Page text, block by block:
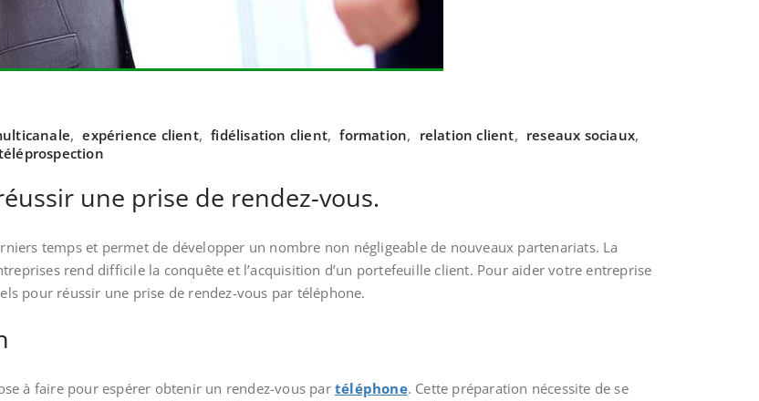
, expérience client, fidélisation client, formation, relation client, reseaux sociaux,
une prise de rendez-vous.
temps et permet de développer un nombre non négligeable de nouveaux partenariats. La
rend difficile la conquête et l’acquisition d’un portefeuille client. Pour aider votre entreprise
pour réussir une prise de rendez-vous par téléphone.
à faire pour espérer obtenir un rendez-vous par téléphone. Cette préparation nécessite de se